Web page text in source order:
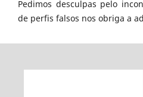
Pedimos desculpas pelo
de perfis falsos nos obriga a